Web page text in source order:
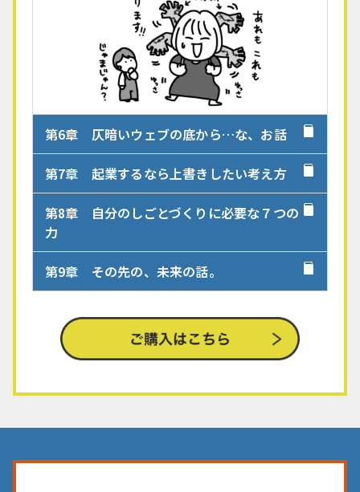
第6章 仄暗いウェブの底から…な、お話
第7章 起業するなら上書きしたい考え方
第8章 自分のしごとづくりに必要な７つの
力
第9章 その先の、未来の話。